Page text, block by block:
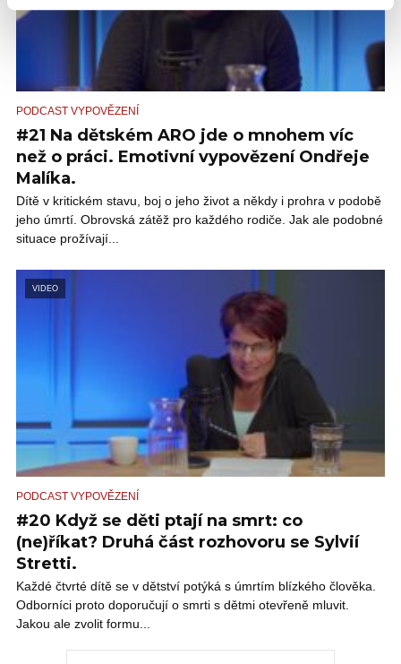
PODCAST VYPOVĚZENÍ
#21 Na dětském ARO jde o mnohem víc
než o práci. Emotivní vypovězení Ondřeje
Malíka.
Dítě v kritickém stavu, boj o jeho život a někdy i prohra v podobě
jeho úmrtí. Obrovská zátěž pro každého rodiče. Jak ale podobné
situace prožívají...
VIDEO
PODCAST VYPOVĚZENÍ
#20 Když se děti ptají na smrt: co
(ne)říkat? Druhá část rozhovoru se Sylvií
Stretti.
Každé čtvrté dítě se v dětství potýká s úmrtím blízkého člověka.
Odborníci proto doporučují o smrti s dětmi otevřeně mluvit.
Jakou ale zvolit formu...